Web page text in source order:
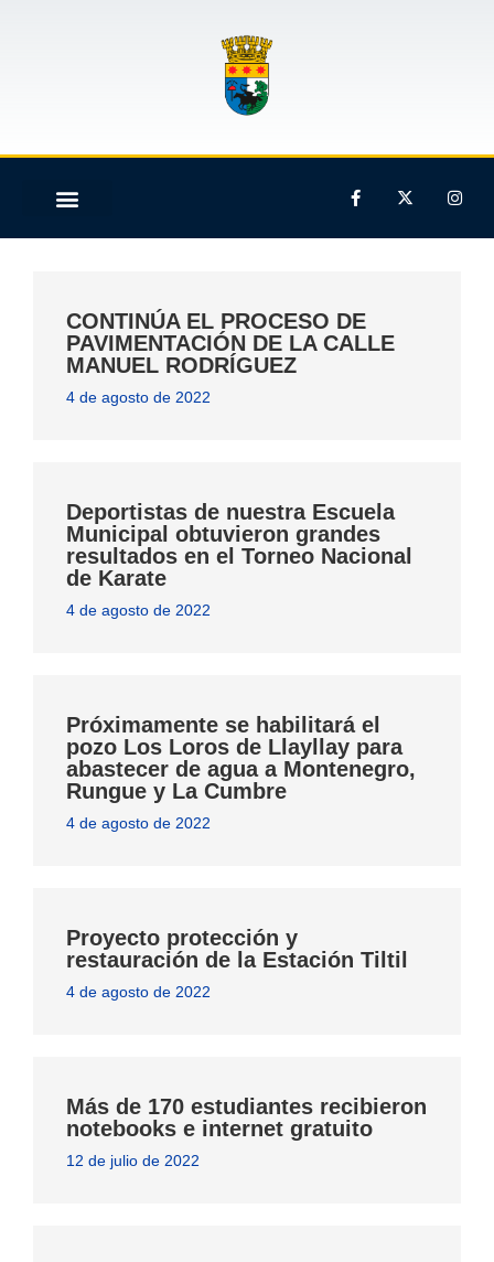
CONTINÚA EL PROCESO DE
PAVIMENTACIÓN DE LA CALLE
MANUEL RODRÍGUEZ
4 de agosto de 2022
Deportistas de nuestra Escuela
Municipal obtuvieron grandes
resultados en el Torneo Nacional
de Karate
4 de agosto de 2022
Próximamente se habilitará el
pozo Los Loros de Llayllay para
abastecer de agua a Montenegro,
Rungue y La Cumbre
4 de agosto de 2022
Proyecto protección y
restauración de la Estación Tiltil
4 de agosto de 2022
Más de 170 estudiantes recibieron
notebooks e internet gratuito
12 de julio de 2022